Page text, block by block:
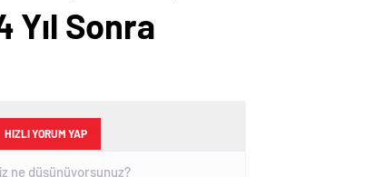
Sonra
HIZLI YORUM YAP